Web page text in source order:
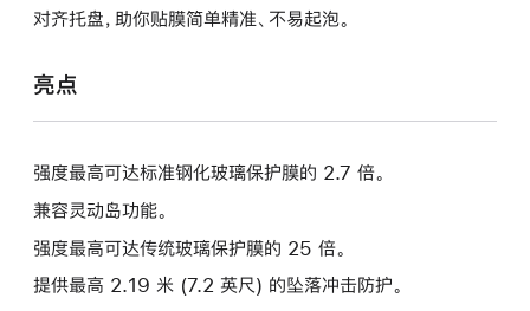
对齐托盘，助你贴膜简单精准、不易起泡。
亮点
强度最高可达标准钢化玻璃保护膜的 2.7 倍。
兼容灵动岛功能。
强度最高可达传统玻璃保护膜的 25 倍。
提供最高 2.19 米 (7.2 英尺) 的坠落冲击防护。